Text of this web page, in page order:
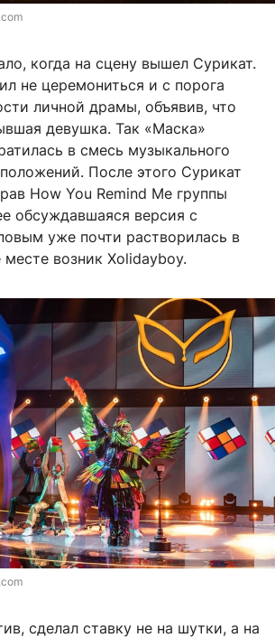
когда на сцену вышел Сурикат.
не церемониться и с порога
личной драмы, объявив, что
девушка. Так «Маска»
в смесь музыкального
После этого Сурикат
How You Remind Me группы
обсуждавшаяся версия с
уже почти растворилась в
месте возник Xolidayboy.
сделал ставку не на шутки, а на